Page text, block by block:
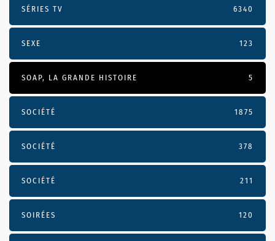
SÉRIES TV 6340
SEXE 123
SOAP, LA GRANDE HISTOIRE 5
SOCIÉTÉ 1875
SOCIÉTÉ 378
SOCIÉTÉ 211
SOIRÉES 120